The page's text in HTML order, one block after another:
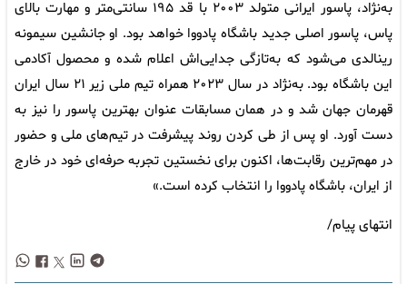
به‌نژاد، پاسور ایرانی متولد ۲۰۰۳ با قد ۱۹۵ سانتی‌متر و مهارت بالای
پاس، پاسور اصلی جدید باشگاه پادووا خواهد بود. او جانشین سیمونه
رینالدی می‌شود که به‌تازگی جدایی‌اش اعلام شده و محصول آکادمی
این باشگاه بود. به‌نژاد در سال ۲۰۲۳ همراه تیم ملی زیر ۲۱ سال ایران
قهرمان جهان شد و در همان مسابقات عنوان بهترین پاسور را نیز به
دست آورد. او پس از طی کردن روند پیشرفت در تیم‌های ملی و حضور
در مهم‌ترین رقابت‌ها، اکنون برای نخستین تجربه حرفه‌ای خود در خارج
از ایران، باشگاه پادووا را انتخاب کرده است.»
انتهای پیام/